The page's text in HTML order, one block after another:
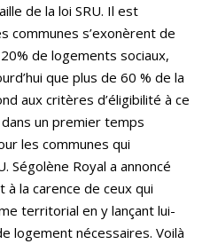
de la loi SRU. Il est
communes s’exonèrent de
de logements sociaux,
que plus de 60 % de la
aux critères d’éligibilité à ce
un premier temps
les communes qui
Ségolène Royal a annoncé
à la carence de ceux qui
territorial en y lançant lui-
logement nécessaires. Voilà